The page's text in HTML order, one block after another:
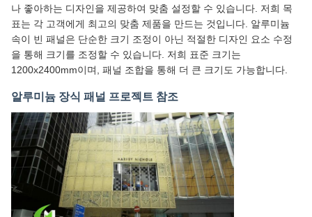
나 좋아하는 디자인을 제공하여 맞춤 설정할 수 있습니다. 저희 목
표는 각 고객에게 최고의 맞춤 제품을 만드는 것입니다. 알루미늄
속이 빈 패널은 단순한 크기 조정이 아닌 적절한 디자인 요소 수정
을 통해 크기를 조정할 수 있습니다. 저희 표준 크기는
1200x2400mm이며, 패널 조합을 통해 더 큰 크기도 가능합니다.
알루미늄 장식 패널 프로젝트 참조